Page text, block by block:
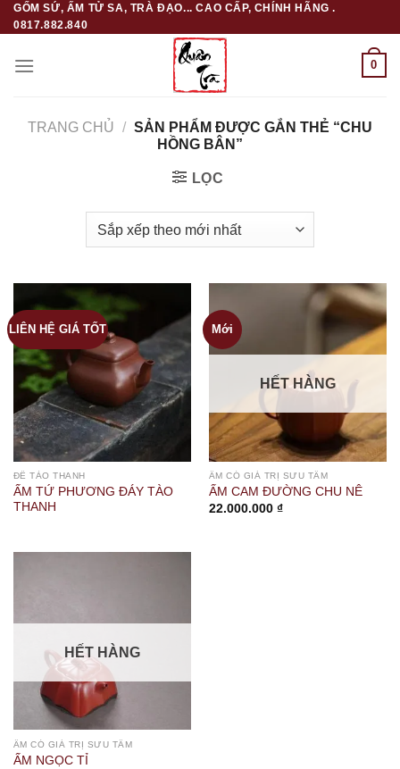
Skip
to
GỐM SỨ, ẤM TỬ SA, TRÀ ĐẠO... CAO CẤP, CHÍNH HÃNG .
0817.882.840
0
TRANG CHỦ / SẢN PHẨM ĐƯỢC GẮN THẺ “CHU
HỒNG BÂN”
LỌC
LIÊN HỆ GIÁ TỐT
ĐẾ TÀO THANH
ẤM TỨ PHƯƠNG ĐÁY TÀO
THANH
Mới
HẾT HÀNG
ẤM CÓ GIÁ TRỊ SƯU TẦM
ẤM CAM ĐƯỜNG CHU NÊ
22.000.000 ₫
HẾT HÀNG
ẤM CÓ GIÁ TRỊ SƯU TẦM
ẤM NGỌC TỈ